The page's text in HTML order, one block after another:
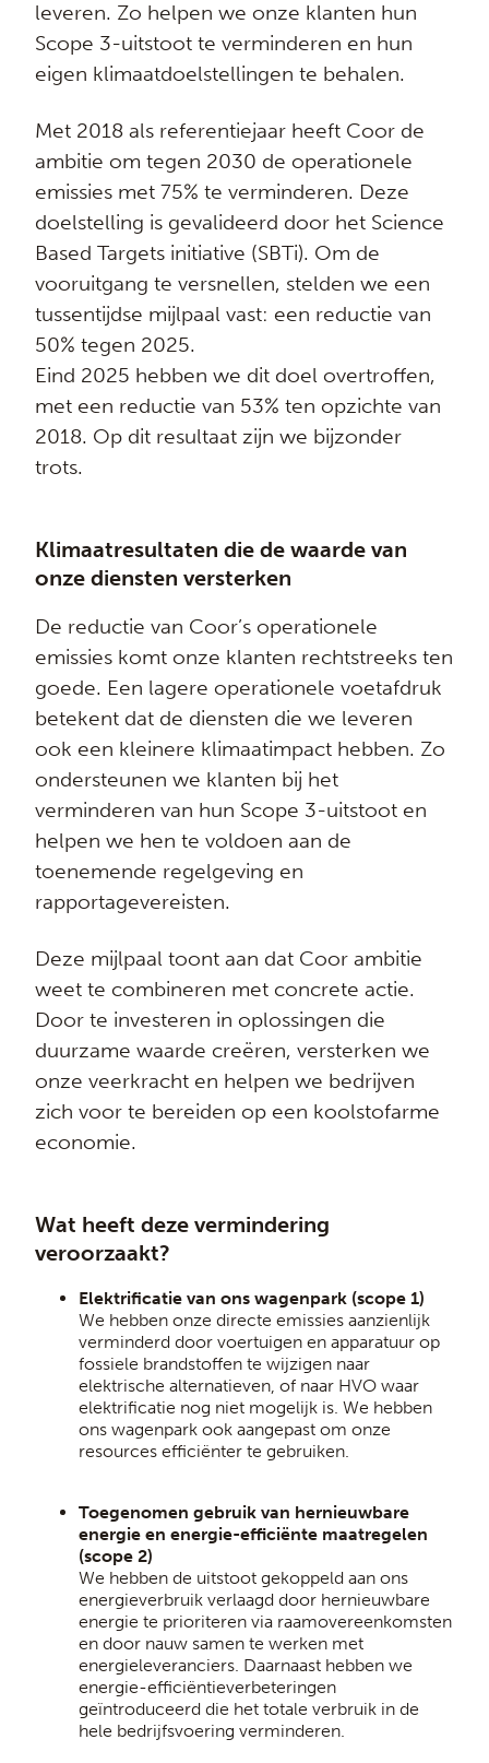
leveren. Zo helpen we onze klanten hun
Scope 3-uitstoot te verminderen en hun
eigen klimaatdoelstellingen te behalen.
Met 2018 als referentiejaar heeft Coor de
ambitie om tegen 2030 de operationele
emissies met 75% te verminderen. Deze
doelstelling is gevalideerd door het Science
Based Targets initiative (SBTi). Om de
vooruitgang te versnellen, stelden we een
tussentijdse mijlpaal vast: een reductie van
50% tegen 2025.
Eind 2025 hebben we dit doel overtroffen,
met een reductie van 53% ten opzichte van
2018. Op dit resultaat zijn we bijzonder
trots.
Klimaatresultaten die de waarde van
onze diensten versterken
De reductie van Coor’s operationele
emissies komt onze klanten rechtstreeks ten
goede. Een lagere operationele voetafdruk
betekent dat de diensten die we leveren
ook een kleinere klimaatimpact hebben. Zo
ondersteunen we klanten bij het
verminderen van hun Scope 3-uitstoot en
helpen we hen te voldoen aan de
toenemende regelgeving en
rapportagevereisten.
Deze mijlpaal toont aan dat Coor ambitie
weet te combineren met concrete actie.
Door te investeren in oplossingen die
duurzame waarde creëren, versterken we
onze veerkracht en helpen we bedrijven
zich voor te bereiden op een koolstofarme
economie.
Wat heeft deze vermindering
veroorzaakt?
Elektrificatie van ons wagenpark (scope 1)
We hebben onze directe emissies aanzienlijk
verminderd door voertuigen en apparatuur op
fossiele brandstoffen te wijzigen naar
elektrische alternatieven, of naar HVO waar
elektrificatie nog niet mogelijk is. We hebben
ons wagenpark ook aangepast om onze
resources efficiënter te gebruiken.
Toegenomen gebruik van hernieuwbare
energie en energie-efficiënte maatregelen
(scope 2)
We hebben de uitstoot gekoppeld aan ons
energieverbruik verlaagd door hernieuwbare
energie te prioriteren via raamovereenkomsten
en door nauw samen te werken met
energieleveranciers. Daarnaast hebben we
energie-efficiëntieverbeteringen
geïntroduceerd die het totale verbruik in de
hele bedrijfsvoering verminderen.